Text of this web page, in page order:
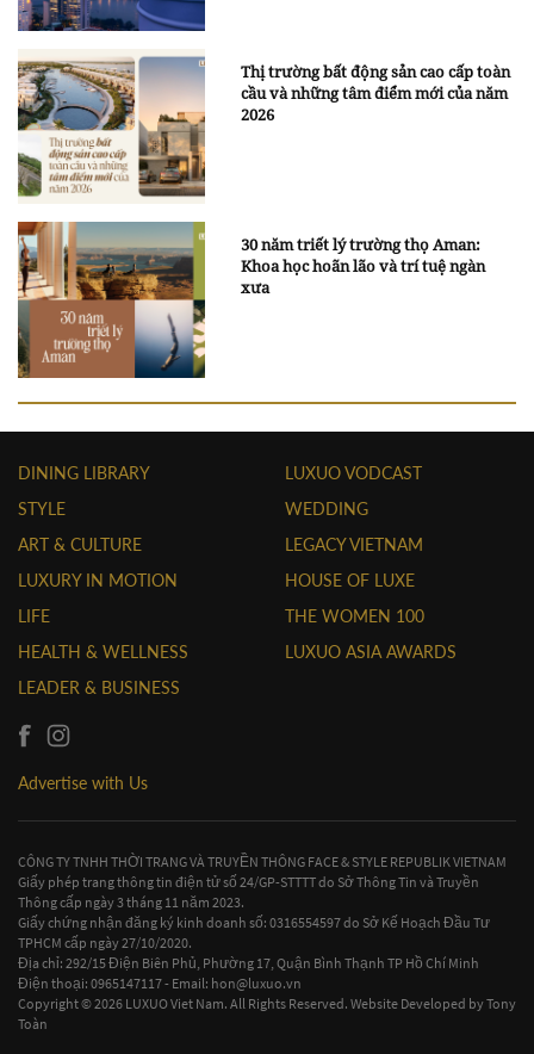
Thị trường bất động sản cao cấp toàn
cầu và những tâm điểm mới của năm
2026
30 năm triết lý trường thọ Aman:
Khoa học hoãn lão và trí tuệ ngàn
xưa
DINING LIBRARY
STYLE
ART & CULTURE
LUXURY IN MOTION
LIFE
HEALTH & WELLNESS
LEADER & BUSINESS
LUXUO VODCAST
WEDDING
LEGACY VIETNAM
HOUSE OF LUXE
THE WOMEN 100
LUXUO ASIA AWARDS
Advertise with Us
CÔNG TY TNHH THỜI TRANG VÀ TRUYỀN THÔNG FACE & STYLE REPUBLIK VIETNAM
Giấy phép trang thông tin điện tử số 24/GP-STTTT do Sở Thông Tin và Truyền
Thông cấp ngày 3 tháng 11 năm 2023.
Giấy chứng nhận đăng ký kinh doanh số: 0316554597 do Sở Kế Hoạch Đầu Tư
TPHCM cấp ngày 27/10/2020.
Địa chỉ: 292/15 Điện Biên Phủ, Phường 17, Quận Bình Thạnh TP Hồ Chí Minh
Điện thoại: 0965147117 - Email: hon@luxuo.vn
Copyright © 2026 LUXUO Viet Nam. All Rights Reserved. Website Developed byTony
Toàn